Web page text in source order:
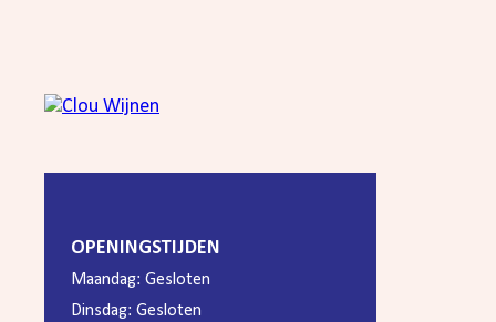
OPENINGSTIJDEN
Maandag: Gesloten
Dinsdag: Gesloten